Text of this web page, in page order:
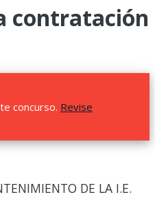
contratación
concurso. Revise
DE LA I.E.